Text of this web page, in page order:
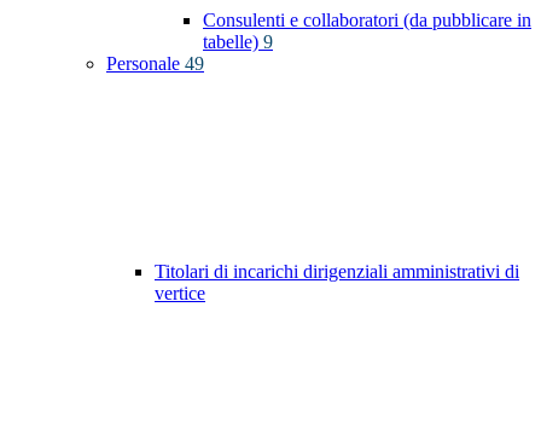
Consulenti e collaboratori (da pubblicare in
tabelle) 9
Personale 49
Titolari di incarichi dirigenziali amministrativi di
vertice